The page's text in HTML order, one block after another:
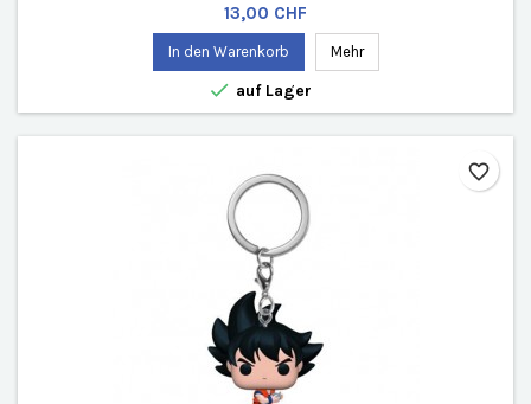
Preis
13,00 CHF
In den Warenkorb Mehr
 auf Lager
favorite_border